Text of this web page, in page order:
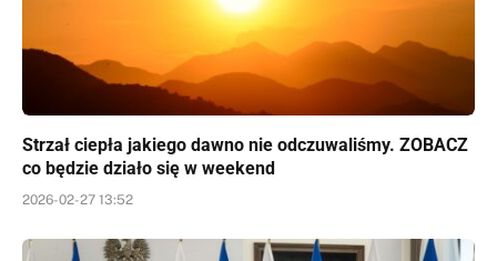
Strzał ciepła jakiego dawno nie odczuwaliśmy. ZOBACZ
co będzie działo się w weekend
2026-02-27 13:52